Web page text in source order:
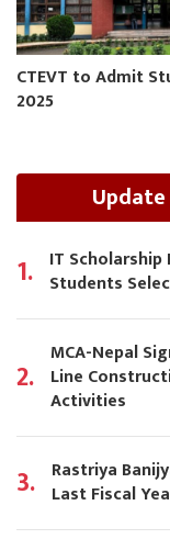
CTEVT to Admit
2025
Update
1. IT
Students
2.
MCA-Nepal
Line
Activities
3. Rastriya
Last Fiscal